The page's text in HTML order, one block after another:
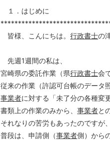
１．はじめに
皆様、こんにちは。 行政書士の
先週1週間の私は、
宮崎県の委託作業（県行政書士会
従来の作業（許認可台帳のデータ
事業者に対する「未了分の各種変
書類上の作業のみから、 事業者と
それなりの苦労もあったのですが、
普段は、申請側（事業者側）から